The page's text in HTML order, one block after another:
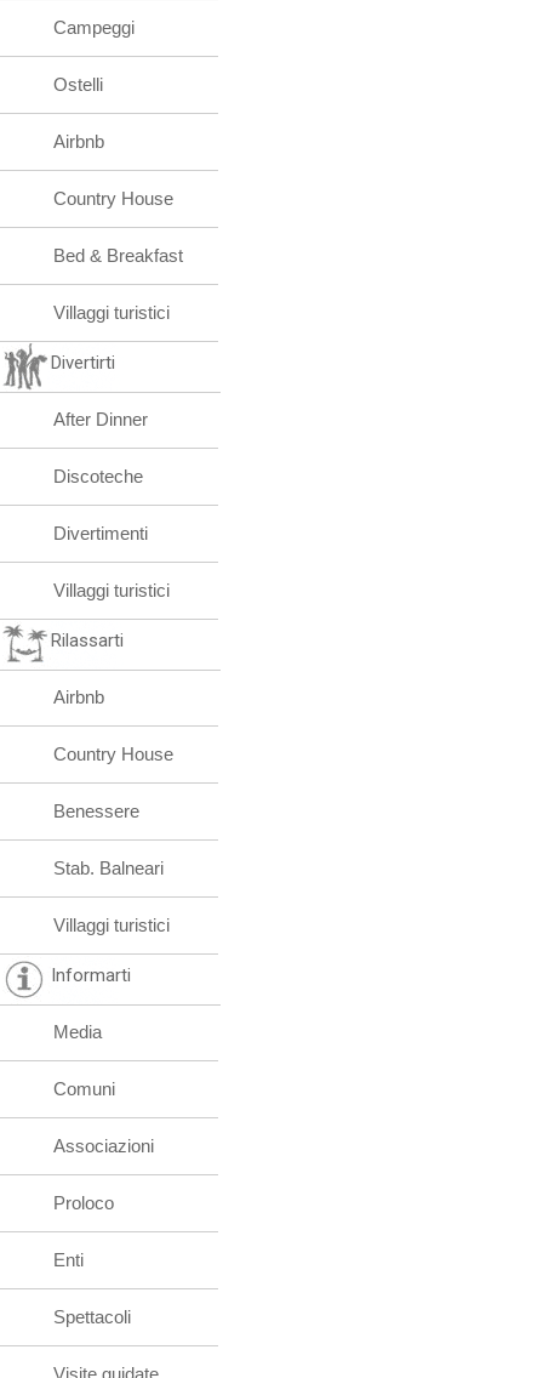
Campeggi
Ostelli
Airbnb
Country House
Bed & Breakfast
Villaggi turistici
Divertirti
After Dinner
Discoteche
Divertimenti
Villaggi turistici
Rilassarti
Airbnb
Country House
Benessere
Stab. Balneari
Villaggi turistici
Informarti
Media
Comuni
Associazioni
Proloco
Enti
Spettacoli
Visite guidate